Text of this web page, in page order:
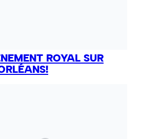
ROYAL SUR